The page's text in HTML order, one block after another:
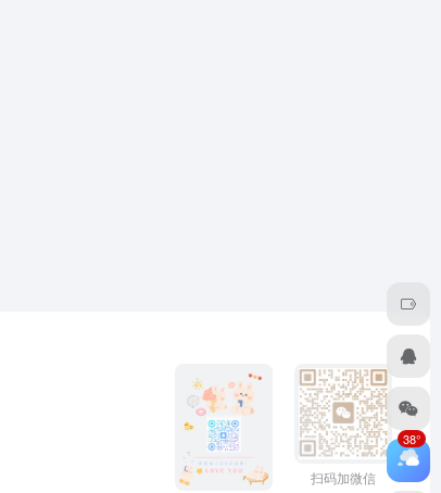
扫码加微信
38°